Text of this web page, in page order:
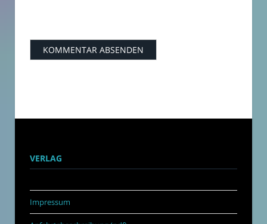
VERLAG
Impressum